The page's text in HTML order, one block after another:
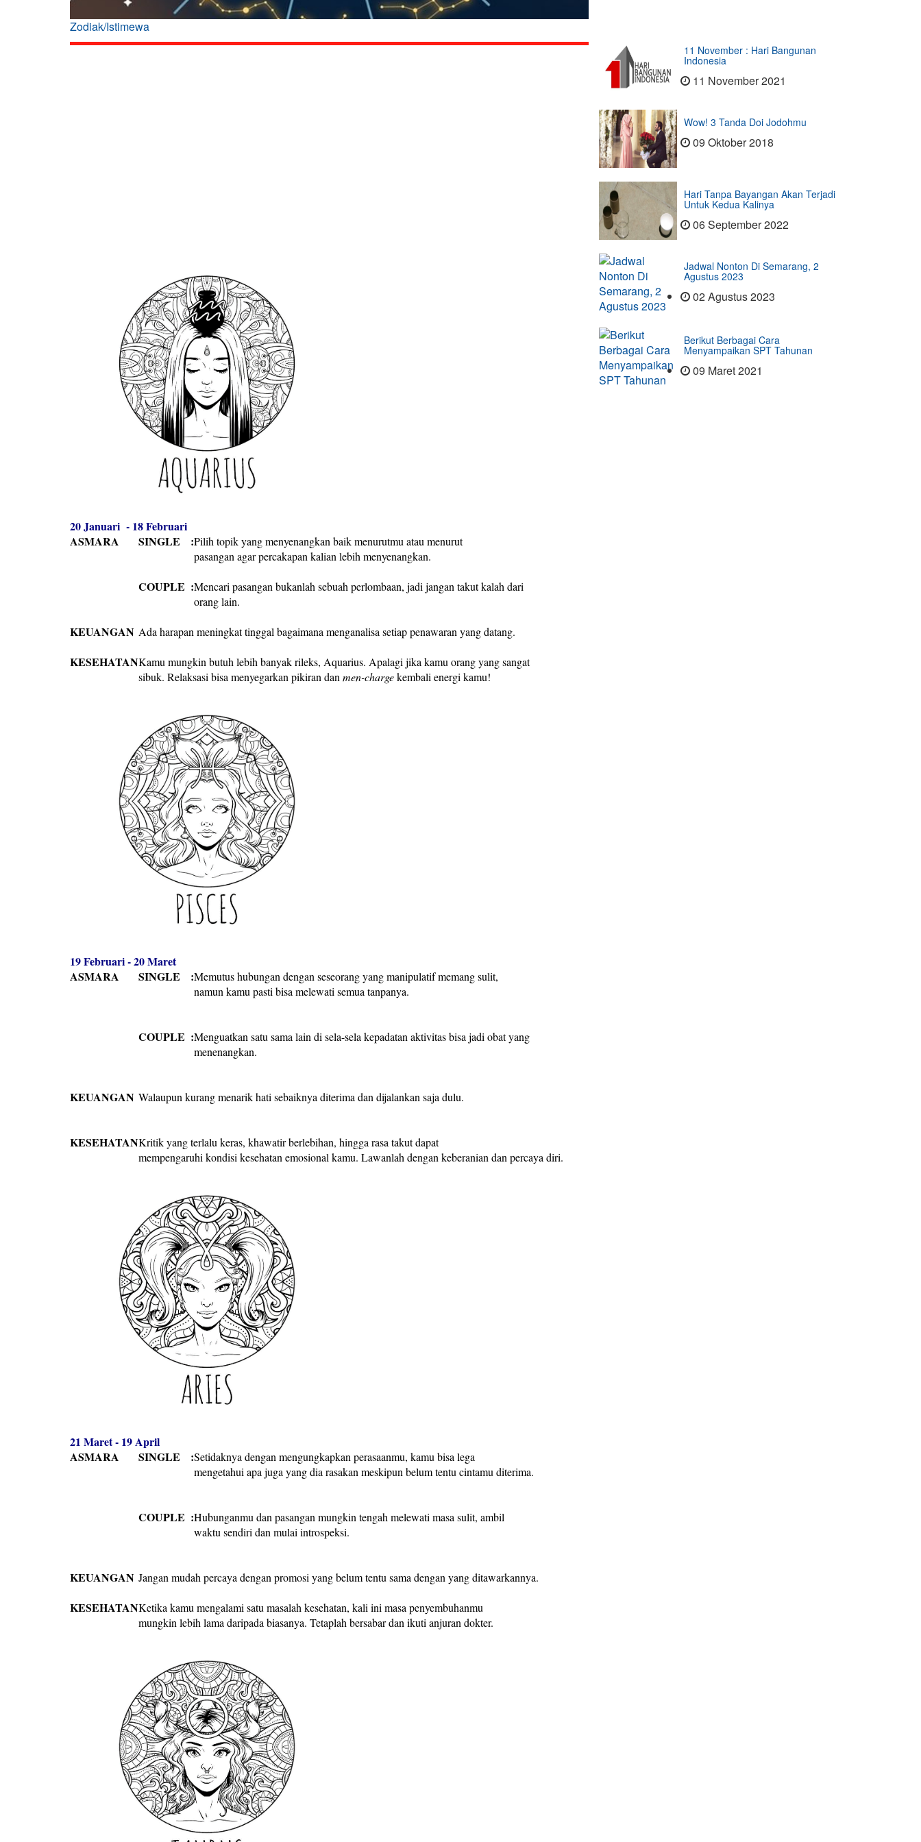
Zodiak/Istimewa
20 Januari - 18 Februari
ASMARA
SINGLE :Pilih topik yang menyenangkan baik menurutmu atau menurut
pasangan agar percakapan kalian lebih menyenangkan.
COUPLE :Mencari pasangan bukanlah sebuah perlombaan, jadi jangan takut kalah dari
orang lain.
KEUANGAN Ada harapan meningkat tinggal bagaimana menganalisa setiap penawaran yang datang.
KESEHATANKamu mungkin butuh lebih banyak rileks, Aquarius. Apalagi jika kamu orang yang sangat
sibuk. Relaksasi bisa menyegarkan pikiran dan men-chargekembali energi kamu!
19 Februari - 20 Maret
ASMARA
SINGLE :Memutus hubungan dengan seseorang yang manipulatif memang sulit,
namun kamu pasti bisa melewati semua tanpanya.
COUPLE :Menguatkan satu sama lain di sela-sela kepadatan aktivitas bisa jadi obat yang
menenangkan.
KEUANGAN Walaupun kurang menarik hati sebaiknya diterima dan dijalankan saja dulu.
KESEHATANKritik yang terlalu keras, khawatir berlebihan, hingga rasa takut dapat
mempengaruhi kondisi kesehatan emosional kamu. Lawanlah dengan keberanian dan percaya diri.
21 Maret - 19 April
ASMARA
SINGLE :Setidaknya dengan mengungkapkan perasaanmu, kamu bisa lega
mengetahui apa juga yang dia rasakan meskipun belum tentu cintamu diterima.
COUPLE :Hubunganmu dan pasangan mungkin tengah melewati masa sulit, ambil
waktu sendiri dan mulai introspeksi.
KEUANGAN Jangan mudah percaya dengan promosi yang belum tentu sama dengan yang ditawarkannya.
KESEHATANKetika kamu mengalami satu masalah kesehatan, kali ini masa penyembuhanmu
mungkin lebih lama daripada biasanya. Tetaplah bersabar dan ikuti anjuran dokter.
11 November : Hari Bangunan
Indonesia
11 November 2021
Wow! 3 Tanda Doi Jodohmu
09 Oktober 2018
Hari Tanpa Bayangan Akan Terjadi
Untuk Kedua Kalinya
06 September 2022
Jadwal Nonton Di Semarang, 2
Agustus 2023
02 Agustus 2023
Berikut Berbagai Cara
Menyampaikan SPT Tahunan
09 Maret 2021